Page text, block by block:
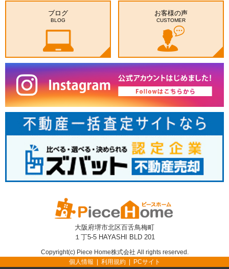
ブログ
BLOG
お客様の声
CUSTOMER
大阪府堺市北区百舌鳥梅町
１丁5-5 HAYASHI BLD 201
Copyright(c) Piece Home株式会社 All rights reserved.
個人情報
利用規約 PCサイト